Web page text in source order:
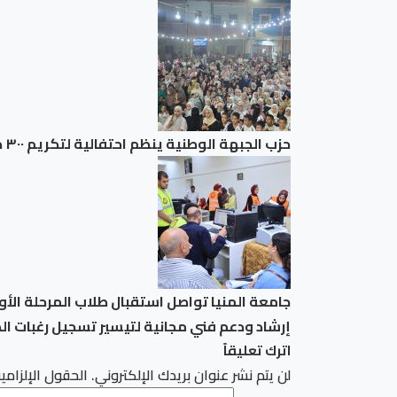
حزب الجبهة الوطنية ينظم احتفالية لتكريم ٣٠٠ طالب من حفظة القرآن الكريم ببني سويف
إرشاد ودعم فني مجانية لتيسير تسجيل رغبات
اترك تعليقاً
لن يتم نشر عنوان بريدك الإلكتروني. الحقول